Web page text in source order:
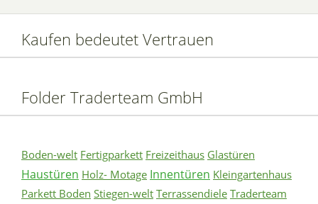
Kaufen bedeutet Vertrauen
Folder Traderteam GmbH
Boden-welt Fertigparkett Freizeithaus Glastüren
Haustüren Holz- Motage Innentüren Kleingartenhaus
Parkett Boden Stiegen-welt Terrassendiele Traderteam